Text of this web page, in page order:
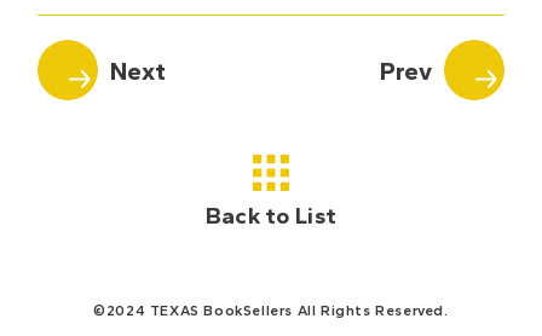
Back to List
©2024 TEXAS BookSellers All Rights Reserved.